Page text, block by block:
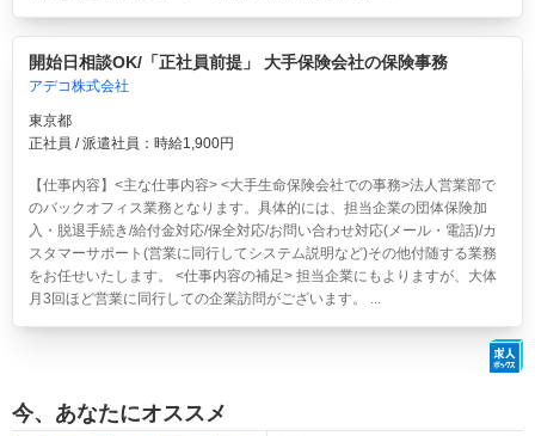
開始日相談OK/「正社員前提」 大手保険会社の保険事務
アデコ株式会社
東京都
正社員 / 派遣社員：時給1,900円
【仕事内容】<主な仕事内容> <大手生命保険会社での事務>法人営業部で
のバックオフィス業務となります。具体的には、担当企業の団体保険加
入・脱退手続き/給付金対応/保全対応/お問い合わせ対応(メール・電話)/カ
スタマーサポート(営業に同行してシステム説明など)その他付随する業務
をお任せいたします。 <仕事内容の補足> 担当企業にもよりますが、大体
月3回ほど営業に同行しての企業訪問がございます。 ...
今、あなたにオススメ